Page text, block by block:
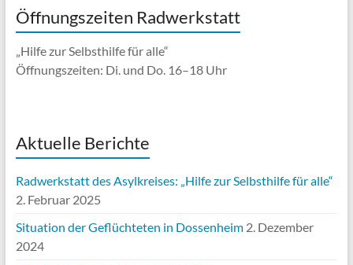
Öffnungszeiten Radwerkstatt
„Hilfe zur Selbsthilfe für alle“
Öffnungszeiten: Di. und Do. 16–18 Uhr
Aktuelle Berichte
Radwerkstatt des Asylkreises: „Hilfe zur Selbsthilfe für alle“
2. Februar 2025
Situation der Geflüchteten in Dossenheim 2. Dezember
2024